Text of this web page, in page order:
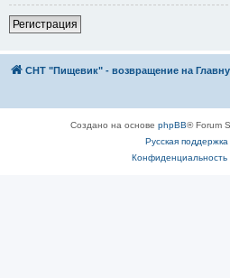
Регистрация
СНТ "Пищевик" - возвращение на
Создано на основе phpBB® Forum
Русская
Конфиденциальность